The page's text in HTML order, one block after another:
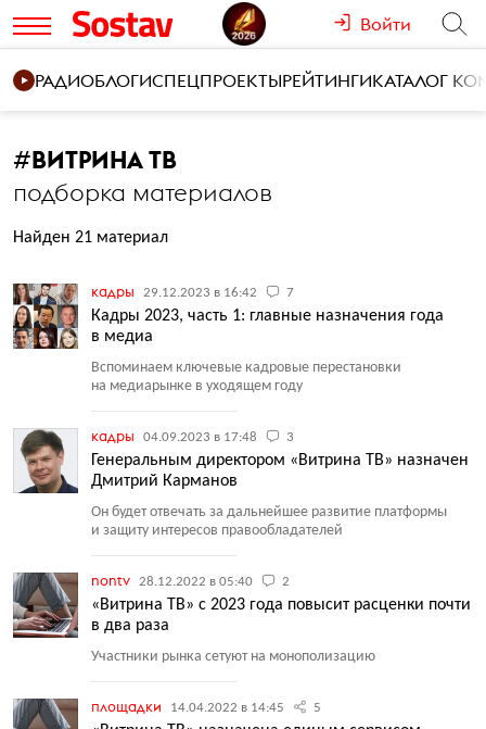
Войти
РАДИОБЛОГИСПЕЦПРОЕКТЫРЕЙТИНГИКАТАЛОГ
#ВИТРИНА ТВ
подборка материалов
Найден 21 материал
кадры 29.12.2023 в 16:42 7
Кадры 2023, часть 1: главные назначения года
в медиа
Вспоминаем ключевые кадровые перестановки
на медиарынке в уходящем году
кадры 04.09.2023 в 17:48 3
Генеральным директором «Витрина ТВ» назначен
Дмитрий Карманов
Он будет отвечать за дальнейшее развитие платформы
и защиту интересов правообладателей
nontv 28.12.2022 в 05:40 2
«Витрина ТВ» с 2023 года повысит расценки почти
в два раза
Участники рынка сетуют на монополизацию
площадки 14.04.2022 в 14:45 5